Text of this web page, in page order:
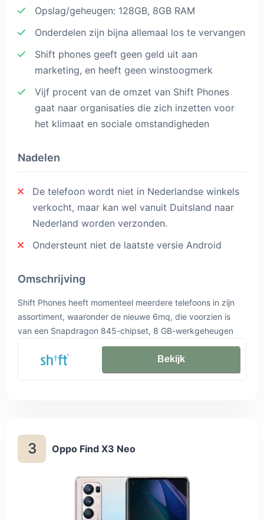
Opslag/geheugen: 128GB, 8GB RAM
Onderdelen zijn bijna allemaal los te vervangen
Shift phones geeft geen geld uit aan
marketing, en heeft geen winstoogmerk
Vijf procent van de omzet van Shift Phones
gaat naar organisaties die zich inzetten voor
het klimaat en sociale omstandigheden
Nadelen
De telefoon wordt niet in Nederlandse winkels
verkocht, maar kan wel vanuit Duitsland naar
Nederland worden verzonden.
Ondersteunt niet de laatste versie Android
Omschrijving
Shift Phones heeft momenteel meerdere telefoons in zijn
assortiment, waaronder de nieuwe 6mq, die voorzien is
van een Snapdragon 845-chipset, 8 GB-werkgeheugen
(LPDDR4X) en 128 GB-opslag (UFS). Het toestel is vanaf
de website van Shift te bestellen, voor een adviesprijs van
844 euro. Koop je de telefoon in de pre-orderfase, dan
Bekijk
3 Oppo Find X3 Neo